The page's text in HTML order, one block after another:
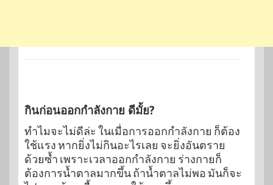
กินก่อนออกกำลังกาย ดีมั้ย?
ทำไมจะไม่ดีล่ะ ในเมื่อการออกกำลังกาย ก็ต้อง
ใช้แรง หากยิ่งไม่กินอะไรเลย จะยิ่งอันตราย
ด้วยซ้ำ เพราะเวลาออกกำลังกาย ร่างกายก็
ต้องการน้ำตาลมากขึ้น ถ้าน้ำตาลไม่พอ มันก็จะ